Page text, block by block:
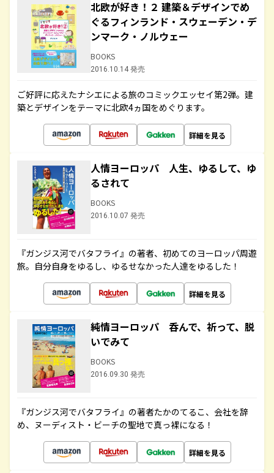
北欧が好き！２ 建築＆デザインでめ
ぐるフィンランド・スウェーデン・デ
ンマーク・ノルウェー
BOOKS
2016.10.14 発売
ご好評に応えたナシエによる旅のコミックエッセイ第2弾。建
築とデザインをテーマに北欧4ヵ国をめぐります。
詳細を見る
人情ヨーロッパ 人生、ゆるして、ゆ
るされて
BOOKS
2016.10.07 発売
『ガンジス河でバタフライ』の著者、初めてのヨーロッパ周遊
旅。自分自身をゆるし、ゆるせなかった人達をゆるした！
詳細を見る
純情ヨーロッパ 呑んで、祈って、脱
いでみて
BOOKS
2016.09.30 発売
『ガンジス河でバタフライ』の著者たかのてるこ、会社を辞
め、ヌーディスト・ビーチの聖地で真っ裸になる！
詳細を見る